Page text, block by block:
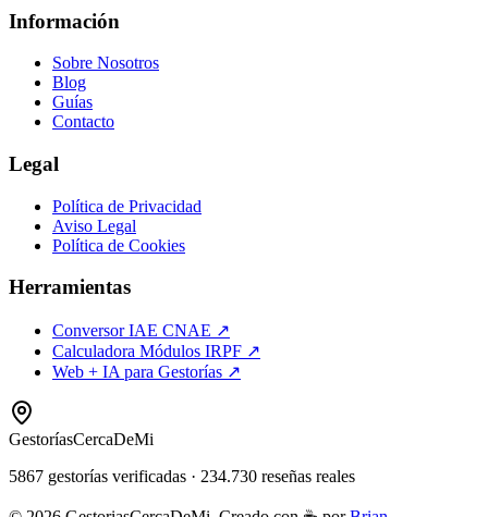
Información
Sobre Nosotros
Blog
Guías
Contacto
Legal
Política de Privacidad
Aviso Legal
Política de Cookies
Herramientas
Conversor IAE CNAE ↗
Calculadora Módulos IRPF ↗
Web + IA para Gestorías ↗
GestoríasCercaDeMi
5867 gestorías verificadas · 234.730 reseñas reales